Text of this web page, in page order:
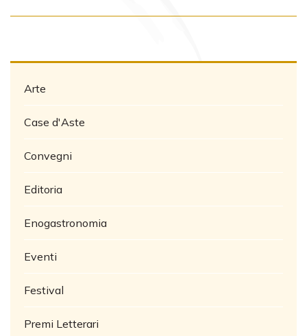
Arte
Case d'Aste
Convegni
Editoria
Enogastronomia
Eventi
Festival
Premi Letterari